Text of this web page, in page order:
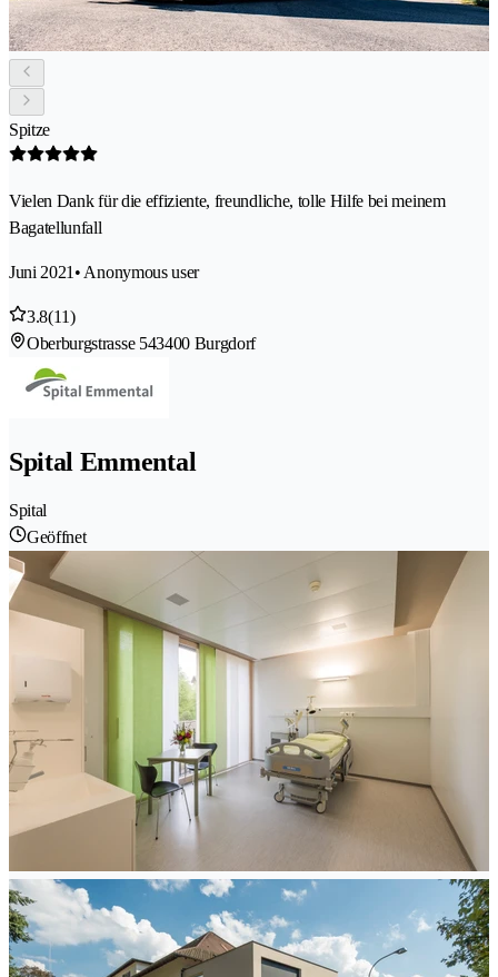
Spitze
Vielen Dank für die effiziente, freundliche, tolle Hilfe bei meinem
Bagatellunfall
Juni 2021 • Anonymous user
3.8(11)
Oberburgstrasse 543400 Burgdorf
Spital Emmental
Spital
Geöffnet